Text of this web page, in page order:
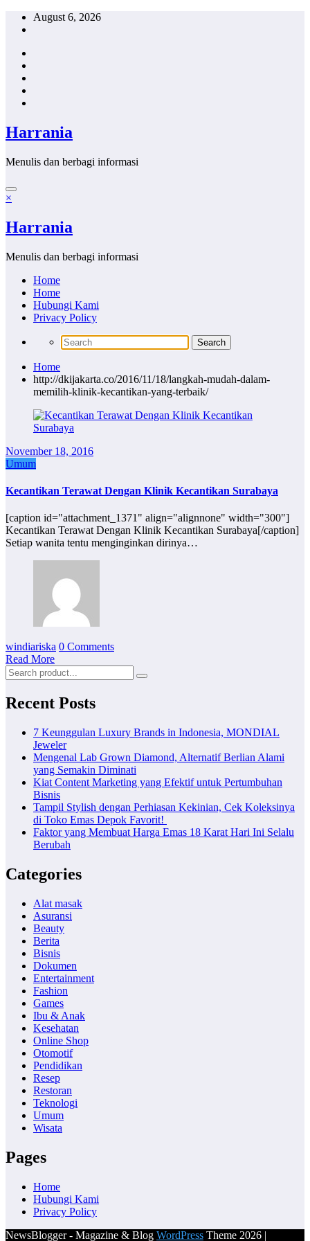
Skip
August 6, 2026
Harrania
Menulis dan berbagi informasi
×
Harrania
Menulis dan berbagi informasi
Home
Home
Hubungi Kami
Privacy Policy
Home
http://dkijakarta.co/2016/11/18/langkah-mudah-dalam-
memilih-klinik-kecantikan-yang-terbaik/
November 18, 2016
Umum
Kecantikan Terawat Dengan Klinik Kecantikan Surabaya
[caption id="attachment_1371" align="alignnone" width="300"]
Kecantikan Terawat Dengan Klinik Kecantikan Surabaya[/caption]
Setiap wanita tentu menginginkan dirinya…
windiariska 0 Comments
Read More
Recent Posts
7 Keunggulan Luxury Brands in Indonesia, MONDIAL
Jeweler
Mengenal Lab Grown Diamond, Alternatif Berlian Alami
yang Semakin Diminati
Kiat Content Marketing yang Efektif untuk Pertumbuhan
Bisnis
Tampil Stylish dengan Perhiasan Kekinian, Cek Koleksinya
di Toko Emas Depok Favorit!
Faktor yang Membuat Harga Emas 18 Karat Hari Ini Selalu
Berubah
Categories
Alat masak
Asuransi
Beauty
Berita
Bisnis
Dokumen
Entertainment
Fashion
Games
Ibu & Anak
Kesehatan
Online Shop
Otomotif
Pendidikan
Resep
Restoran
Teknologi
Umum
Wisata
Pages
Home
Hubungi Kami
Privacy Policy
NewsBlogger - Magazine & Blog WordPress Theme 2026 |